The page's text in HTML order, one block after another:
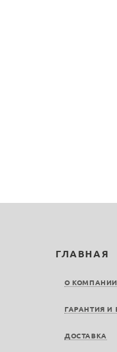
ГЛАВНАЯ
О КОМПАНИИ
ГАРАНТИЯ И
ДОСТАВКА